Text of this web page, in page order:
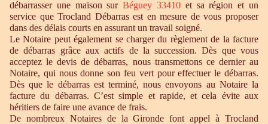
débarrasser une maison surBéguey 33410 et sa région et un
service que Trocland Débarras est en mesure de vous proposer
dans des délais courts en assurant un travail soigné.
Le Notaire peut également se charger du règlement de la facture
de débarras grâce aux actifs de la succession. Dès que vous
acceptez le devis de débarras, nous transmettons ce dernier au
Notaire, qui nous donne son feu vert pour effectuer le débarras.
Dès que le débarras est terminé, nous envoyons au Notaire la
facture du débarras. C’est simple et rapide, et cela évite aux
héritiers de faire une avance de frais.
De nombreux Notaires de la Gironde font appel à Trocland